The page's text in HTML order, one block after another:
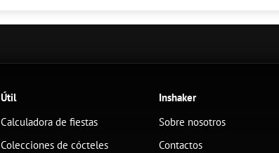
Útil
Calculadora de fiestas
Colecciones de cócteles
Inshaker
Sobre nosotros
Contactos